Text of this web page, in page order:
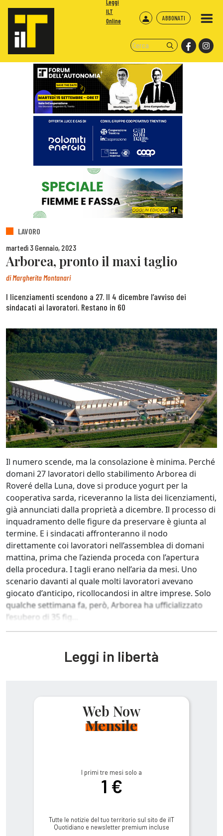
ABBONATI
Leggi
ILT
Online
LAVORO
martedì 3 Gennaio, 2023
Arborea, pronto il maxi taglio
diMargherita Montanari
I licenziamenti scendono a 27. Il 4 dicembre l’avviso dei
sindacati ai lavoratori. Restano in 60
Il numero scende, ma la consolazione è minima. Perché
domani 27 lavoratori dello stabilimento Arborea di
Roveré della Luna, dove si produce yogurt per la
cooperativa sarda, riceveranno la lista dei licenziamenti,
già annunciati dalla proprietà a dicembre. Il processo di
inquadramento delle figure da preservare è giunta al
termine. E i sindacati affronteranno il nodo
direttamente coi lavoratori nell’assemblea di domani
mattina, prima che l’azienda proceda con l’apertura
della procedura. I tagli erano nell’aria da mesi. Uno
scenario davanti al quale molti lavoratori avevano
giocato d’anticipo, ricollocandosi in altre imprese. Solo
qualche settimana fa, però, Arborea ha ufficializzato
l’esubero di 35 fig...
Leggi in libertà
Web Now
Mensile
I primi tre mesi solo a
1 €
Tutte le notizie del tuo territorio sul sito de ilT
Quotidiano e newsletter premium incluse